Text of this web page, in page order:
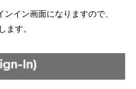
イン画面になりますので、
ます。